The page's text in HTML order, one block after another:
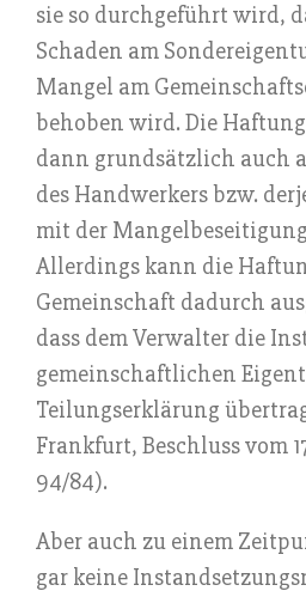
sie so durchgeführt wird,
Schaden am
Mangel am
behoben wird. Die
dann grundsätzlich auch
des Handwerkers bzw.
mit der
Allerdings kann die
Gemeinschaft dadurch
dass dem Verwalter die
gemeinschaftlichen
Teilungserklärung
Frankfurt, Beschluss vom
94/84).
Aber auch zu einem
gar keine